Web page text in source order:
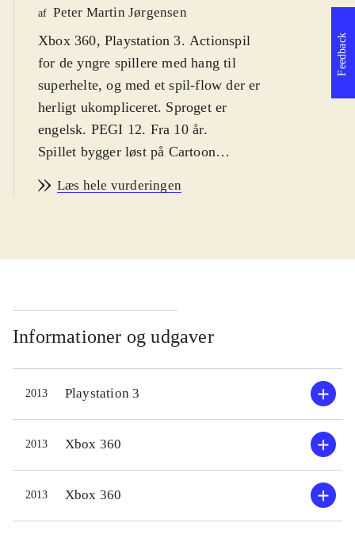
af Peter Martin Jørgensen
Xbox 360, Playstation 3. Actionspil
for de yngre spillere med hang til
superhelte, og med et spil-flow der er
herligt ukompliceret. Sproget er
engelsk. PEGI 12. Fra 10 år.
Spillet bygger løst på Cartoon
navn. Handlingen udspiller sig
ukendte helte er i gang med en
har fx Batman og Superman. En
videnskabskvinde forsvinder under
en ekspedition, og det er Young
Justices opgave at finde hende. Et
ungt team af superhelte-aspiranter
samles, undersøger sagen og snart er
de blandet ind i en længere række
Læs hele vurderingen
Informationer og udgaver
2013 Playstation 3
2013 Xbox 360
2013 Xbox 360
Feedback